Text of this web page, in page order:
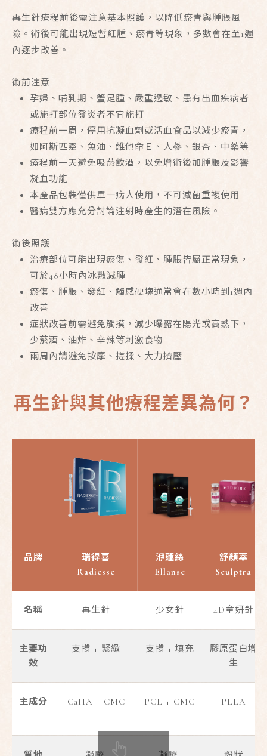
再生針療程前後需注意基本照護，以降低瘀青與腫脹風
險。術後可能出現短暫紅腫、瘀青等現象，多數會在至1週
內逐步改善。
術前注意
孕婦、哺乳期、蟹足腫、嚴重過敏、患有出血疾病者
或施打部位發炎者不宜施打
療程前一周，停用抗凝血劑或活血食品以減少瘀青，
如阿斯匹靈、魚油、維他命Ｅ、人蔘、銀杏、中藥等
療程前一天避免吸菸飲酒，以免增術後加腫脹及影響
凝血功能
本產品包裝僅供單一病人使用，不可滅菌重複使用
醫病雙方應充分討論注射時產生的潛在風險。
術後照護
治療部位可能出現瘀傷、發紅、腫脹皆屬正常現象，
可於48小時內冰敷減腫
瘀傷、腫脹、發紅、觸感硬塊通常會在數小時到1週內
改善
症狀改善前需避免觸摸，減少曝露在陽光或高熱下，
少菸酒、油炸、辛辣等刺激食物
兩周內請避免按摩、搓揉、大力擠壓
再生針與其他療程差異為何？
品牌
瑞得喜
Radiesse
洢蓮絲
Ellanse
舒顏萃
Sculptra
名稱 再生針 少女針 4D童妍針
主要功
效
支撐 + 緊緻 支撐 + 填充
膠原蛋白增
生
主成分 CaHA + CMC PCL + CMC PLLA